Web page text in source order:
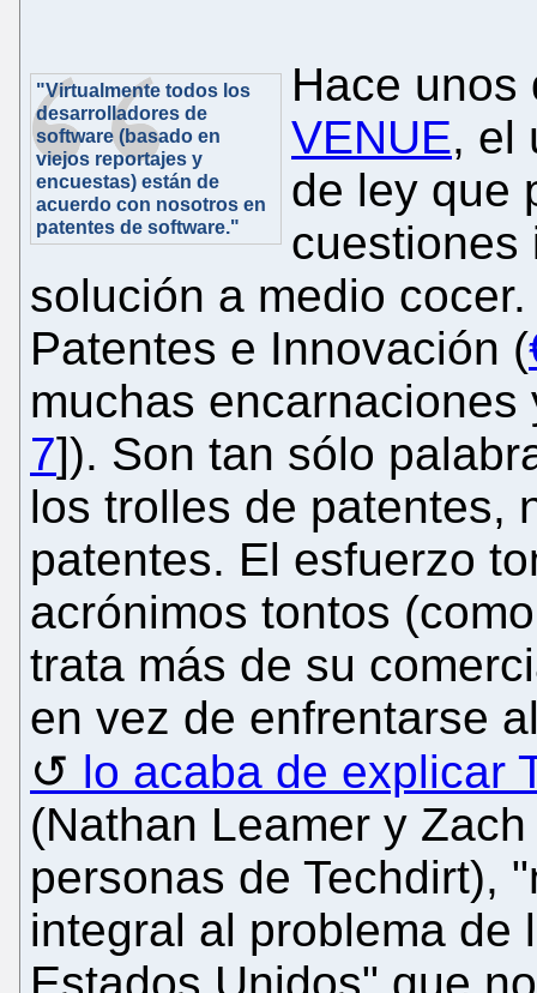
"Virtualmente todos los
desarrolladores de
software (basado en
viejos reportajes y
encuestas) están de
acuerdo con nosotros en
patentes de software."
Hace
VENUE, el
de ley que
cuestiones
solución a medio
Patentes e Innovación (
muchas encarnaciones
7]). Son tan sólo
los trolles de patentes,
patentes. El esfuerzo
acrónimos tontos
trata más de su
en vez de enfrentarse
lo acaba de explicar
(Nathan Leamer y
personas de Techdirt),
integral al problema de